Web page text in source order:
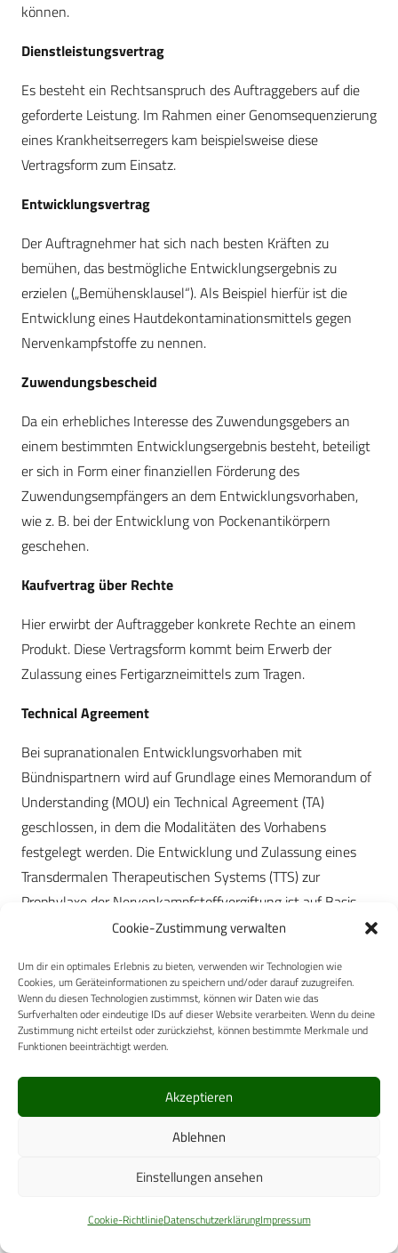
Cookie-Zustimmung verwalten
Um dir ein optimales Erlebnis zu bieten, verwenden wir Technologien wie
Cookies, um Geräteinformationen zu speichern und/oder darauf zuzugreifen.
Wenn du diesen Technologien zustimmst, können wir Daten wie das
Surfverhalten oder eindeutige IDs auf dieser Website verarbeiten. Wenn du deine
Zustimmung nicht erteilst oder zurückziehst, können bestimmte Merkmale und
Funktionen beeinträchtigt werden.
Akzeptieren
Ablehnen
Einstellungen ansehen
Cookie-RichtlinieDatenschutzerklärungImpressum
können.
Dienstleistungsvertrag
Es besteht ein Rechtsanspruch des Auftraggebers auf die
geforderte Leistung. Im Rahmen einer Genomsequenzierung
eines Krankheitserregers kam beispielsweise diese
Vertragsform zum Einsatz.
Entwicklungsvertrag
Der Auftragnehmer hat sich nach besten Kräften zu
bemühen, das bestmögliche Entwicklungsergebnis zu
erzielen („Bemühensklausel“). Als Beispiel hierfür ist die
Entwicklung eines Hautdekontaminationsmittels gegen
Nervenkampfstoffe zu nennen.
Zuwendungsbescheid
Da ein erhebliches Interesse des Zuwendungsgebers an
einem bestimmten Entwicklungsergebnis besteht, beteiligt
er sich in Form einer finanziellen Förderung des
Zuwendungsempfängers an dem Entwicklungsvorhaben,
wie z. B. bei der Entwicklung von Pockenantikörpern
geschehen.
Kaufvertrag über Rechte
Hier erwirbt der Auftraggeber konkrete Rechte an einem
Produkt. Diese Vertragsform kommt beim Erwerb der
Zulassung eines Fertigarzneimittels zum Tragen.
Technical Agreement
Bei supranationalen Entwicklungsvorhaben mit
Bündnispartnern wird auf Grundlage eines Memorandum of
Understanding (MOU) ein Technical Agreement (TA)
geschlossen, in dem die Modalitäten des Vorhabens
festgelegt werden. Die Entwicklung und Zulassung eines
Transdermalen Therapeutischen Systems (TTS) zur
Prophylaxe der Nervenkampfstoffvergiftung ist auf Basis
eines TA ermöglicht worden.
Das Management sowohl der Beschaffung von EVG San,
der Entwicklungsvorhaben der Wehrmedizinischen
Forschung und Entwicklung als auch der Aufgaben des
Medizinischen ABC-Schutzes wird durch die teamund
Dokumentenmanagementsystems durch das Fachteam im
BWB ständig verwaltungstechnisch optimiert.